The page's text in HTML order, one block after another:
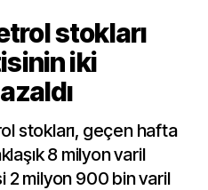
stokları
iki
stokları, geçen hafta
8 milyon varil
2 milyon 900 bin varil